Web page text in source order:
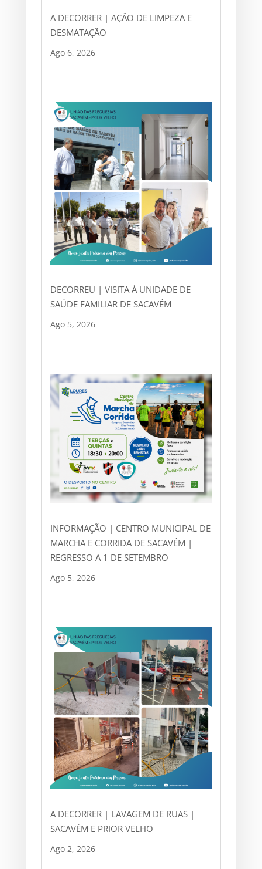
A DECORRER | AÇÃO DE LIMPEZA E
DESMATAÇÃO
Ago 6, 2026
DECORREU | VISITA À UNIDADE DE
SAÚDE FAMILIAR DE SACAVÉM
Ago 5, 2026
INFORMAÇÃO | CENTRO MUNICIPAL DE
MARCHA E CORRIDA DE SACAVÉM |
REGRESSO A 1 DE SETEMBRO
Ago 5, 2026
A DECORRER | LAVAGEM DE RUAS |
SACAVÉM E PRIOR VELHO
Ago 2, 2026